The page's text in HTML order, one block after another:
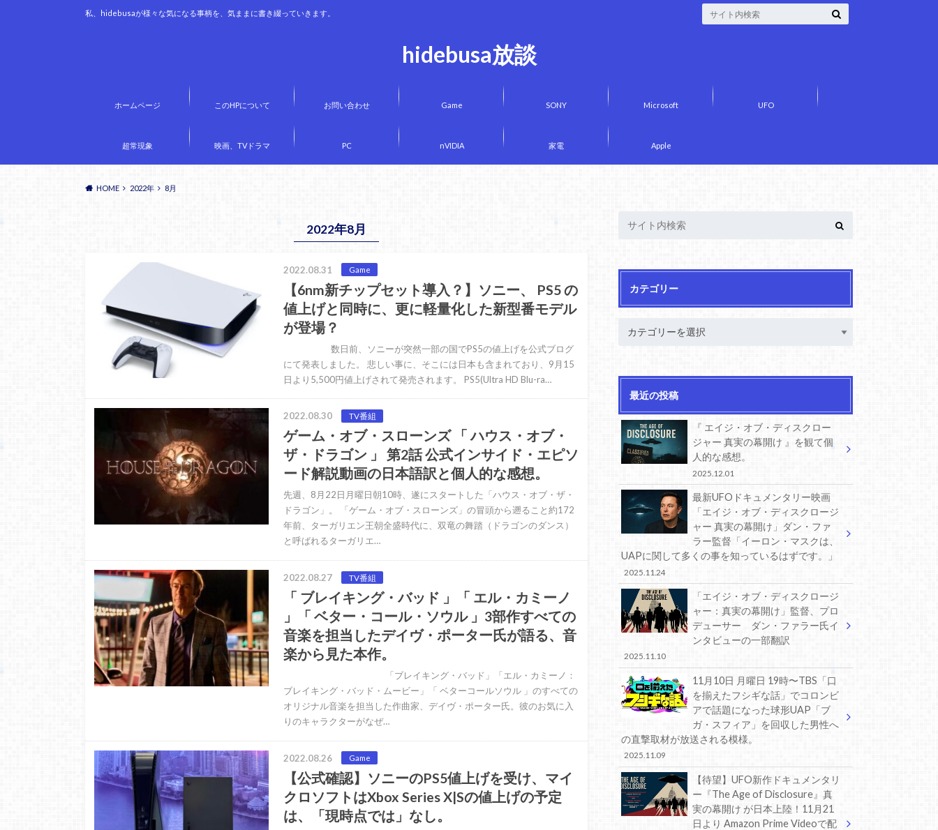
hidebusa放談
私、hidebusaが様々な気になる事柄を、気ままに書き綴っていきます。
ホームページ このHPについて お問い合わせ Game SONY Microsoft UFO
超常現象 映画、TVドラマ PC nVIDIA 家電 Apple
HOME 2022年 8月
2022年8月
2022.08.31 Game
【6nm新チップセット導入？】ソニー、 PS5 の
値上げと同時に、更に軽量化した新型番モデル
が登場？
数日前、ソニーが突然一部の国でPS5の値上げを公式ブログ
にて発表しました。 悲しい事に、そこには日本も含まれており、9月15
日より5,500円値上げされて発売されます。 PS5(Ultra HD Blu-ra…
2022.08.30 TV番組
ゲーム・オブ・スローンズ 「 ハウス・オブ・
ザ・ドラゴン 」 第2話 公式インサイド・エピソ
ード解説動画の日本語訳と個人的な感想。
先週、8月22日月曜日朝10時、遂にスタートした「ハウス・オブ・ザ・
ドラゴン」。 「ゲーム・オブ・スローンズ」の冒頭から遡ること約172
年前、ターガリエン王朝全盛時代に、双竜の舞踏（ドラゴンのダンス）
と呼ばれるターガリエ…
2022.08.27 TV番組
「 ブレイキング・バッド 」「 エル・カミーノ
」「 ベター・コール・ソウル 」3部作すべての
音楽を担当したデイヴ・ポーター氏が語る、音
楽から見た本作。
「ブレイキング・バッド」「エル・カミーノ：
ブレイキング・バッド・ムービー」「 ベターコールソウル 」のすべての
オリジナル音楽を担当した作曲家、デイヴ・ポーター氏。彼のお気に入
りのキャラクターがなぜ…
2022.08.26 Game
【公式確認】ソニーのPS5値上げを受け、マイ
クロソフトはXbox Series X|Sの値上げの予定
は、「現時点では」なし。
カテゴリー
最近の投稿
『 エイジ・オブ・ディスクロー
ジャー 真実の幕開け 』を観て個
人的な感想。
2025.12.01
最新UFOドキュメンタリー映画
「エイジ・オブ・ディスクロージ
ャー 真実の幕開け」ダン・ファ
ラー監督「イーロン・マスクは、
UAPに関して多くの事を知っているはずです。」
2025.11.24
「エイジ・オブ・ディスクロージ
ャー：真実の幕開け」監督、プロ
デューサー ダン・ファラー氏イ
ンタビューの一部翻訳
2025.11.10
11月10日 月曜日 19時〜TBS「口
を揃えたフシギな話」でコロンビ
アで話題になった球形UAP「ブ
ガ・スフィア」を回収した男性へ
の直撃取材が放送される模様。
2025.11.09
【待望】UFO新作ドキュメンタリ
ー『The Age of Disclosure』真
実の幕開け が日本上陸！11月21
日より Amazon Prime Videoで配